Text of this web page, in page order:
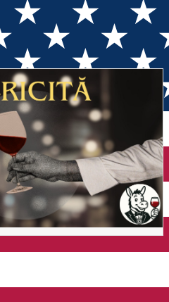
Fericită cu iavin.ro
10 lei paharul (București)
8 vinuri din